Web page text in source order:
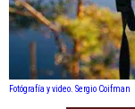
Fotógrafía y video. Sergio Coifman